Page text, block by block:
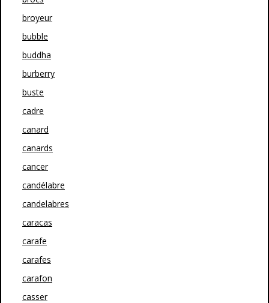
broyeur
bubble
buddha
burberry
buste
cadre
canard
canards
cancer
candélabre
candelabres
caracas
carafe
carafes
carafon
casser